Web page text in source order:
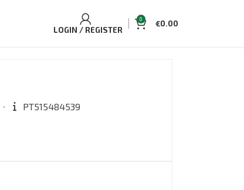
LOGIN / REGISTER
0 €0.00
PT515484539